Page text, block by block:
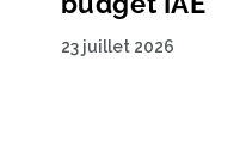
23 juillet 2026